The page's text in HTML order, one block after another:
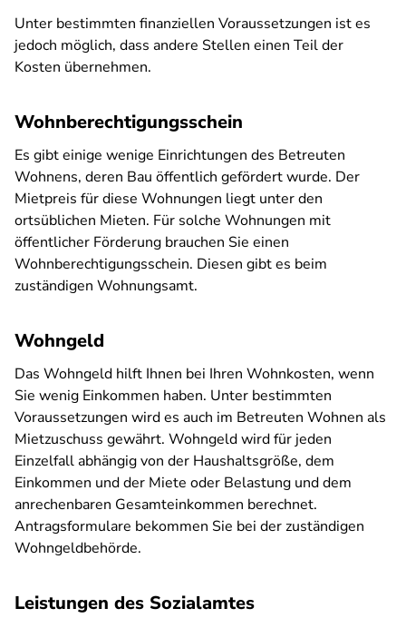
Unter bestimmten finanziellen Voraussetzungen ist es
jedoch möglich, dass andere Stellen einen Teil der
Kosten übernehmen.
Wohnberechtigungsschein
Es gibt einige wenige Einrichtungen des Betreuten
Wohnens, deren Bau öffentlich gefördert wurde. Der
Mietpreis für diese Wohnungen liegt unter den
ortsüblichen Mieten. Für solche Wohnungen mit
öffentlicher Förderung brauchen Sie einen
Wohnberechtigungsschein. Diesen gibt es beim
zuständigen Wohnungsamt.
Wohngeld
Das Wohngeld hilft Ihnen bei Ihren Wohnkosten, wenn
Sie wenig Einkommen haben. Unter bestimmten
Voraussetzungen wird es auch im Betreuten Wohnen als
Mietzuschuss gewährt. Wohngeld wird für jeden
Einzelfall abhängig von der Haushaltsgröße, dem
Einkommen und der Miete oder Belastung und dem
anrechenbaren Gesamteinkommen berechnet.
Antragsformulare bekommen Sie bei der zuständigen
Wohngeldbehörde.
Leistungen des Sozialamtes